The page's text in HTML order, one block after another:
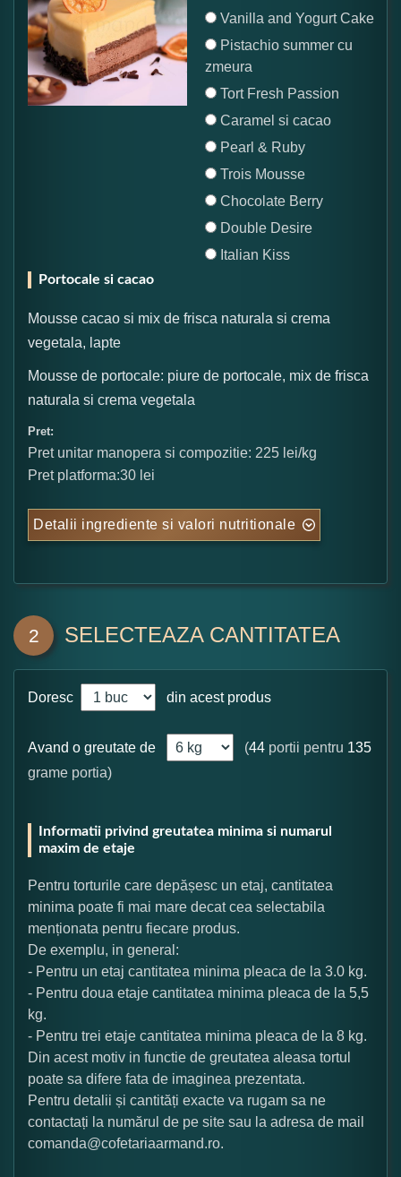
Vanilla and Yogurt Cake
Pistachio summer cu
zmeura
Tort Fresh Passion
Caramel si cacao
Pearl & Ruby
Trois Mousse
Chocolate Berry
Double Desire
Italian Kiss
Portocale si cacao
Mousse cacao si mix de frisca naturala si crema
vegetala, lapte
Mousse de portocale: piure de portocale, mix de frisca
naturala si crema vegetala
Pret:
Pret unitar manopera si compozitie: 225 lei/kg
Pret platforma:30 lei
Detalii ingrediente si valori nutritionale
2 SELECTEAZA CANTITATEA
Doresc din acest produs
Avand o greutate de (44 portii pentru 135
grame portia)
Informatii privind greutatea minima si numarul
maxim de etaje
Pentru torturile care depășesc un etaj, cantitatea
minima poate fi mai mare decat cea selectabila
menționata pentru fiecare produs.
De exemplu, in general:
- Pentru un etaj cantitatea minima pleaca de la 3.0 kg.
- Pentru doua etaje cantitatea minima pleaca de la 5,5
kg.
- Pentru trei etaje cantitatea minima pleaca de la 8 kg.
Din acest motiv in functie de greutatea aleasa tortul
poate sa difere fata de imaginea prezentata.
Pentru detalii și cantități exacte va rugam sa ne
contactați la numărul de pe site sau la adresa de mail
comanda@cofetariaarmand.ro.